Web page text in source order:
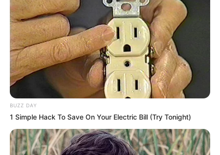
BUZZ DAY
1 Simple Hack To Save On Your Electric Bill (Try Tonight)